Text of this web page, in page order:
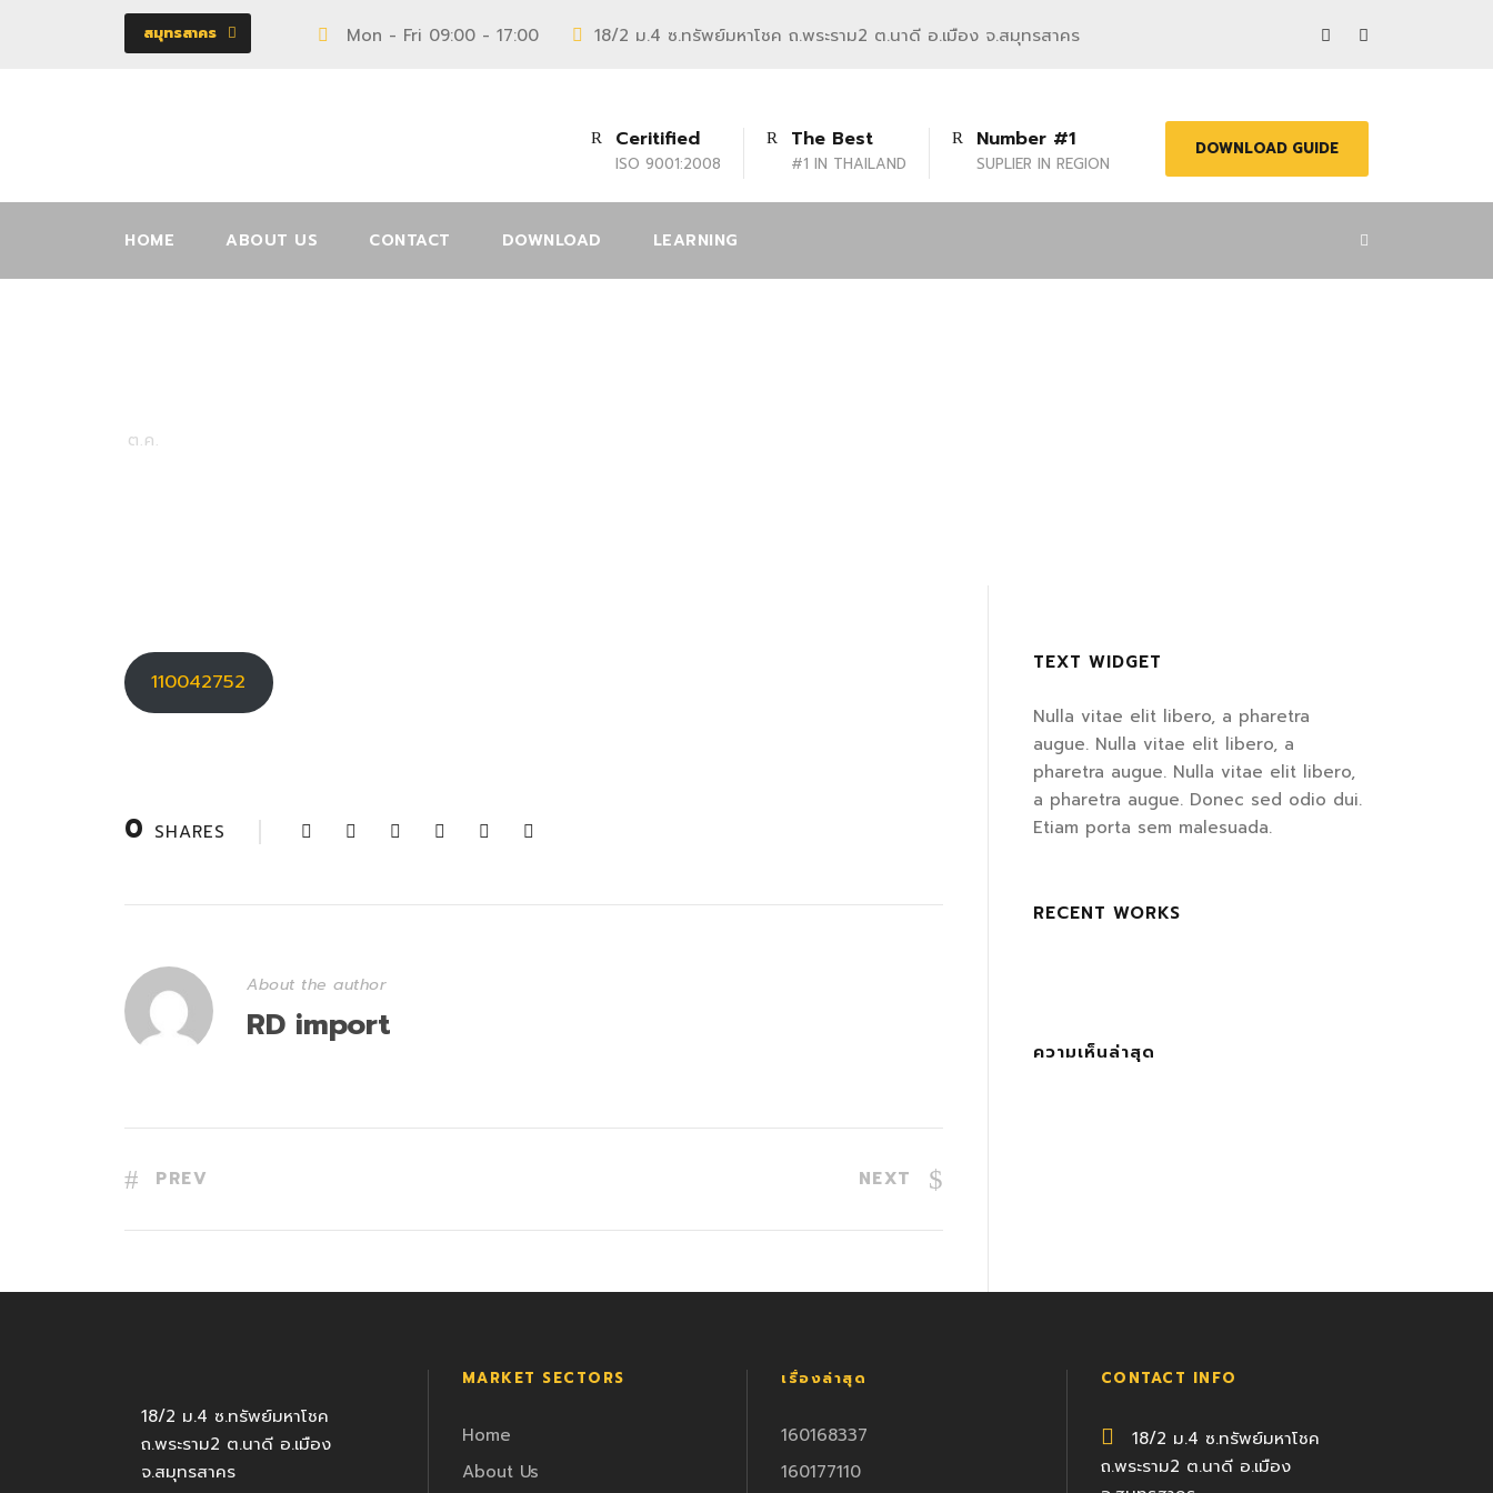
สมุทรสาคร Mon - Fri 09:00 - 17:00 18/2 ม.4 ซ.ทรัพย์มหาโชค ถ.พระราม2 ต.นาดี อ.เมือง จ.สมุทรสาคร
Ceritified
ISO 9001:2008
The Best
#1 IN THAILAND
Number #1
SUPLIER IN REGION
DOWNLOAD GUIDE
HOME ABOUT US CONTACT DOWNLOAD LEARNING
ต.ค.
110042752
0 SHARES
About the author
RD import
PREV NEXT
TEXT WIDGET
Nulla vitae elit libero, a pharetra
augue. Nulla vitae elit libero, a
pharetra augue. Nulla vitae elit libero,
a pharetra augue. Donec sed odio dui.
Etiam porta sem malesuada.
RECENT WORKS
ความเห็นล่าสุด
18/2 ม.4 ซ.ทรัพย์มหาโชค
ถ.พระราม2 ต.นาดี อ.เมือง
จ.สมุทรสาคร
MARKET SECTORS
Home
About Us
เรื่องล่าสุด
160168337
160177110
CONTACT INFO
18/2 ม.4 ซ.ทรัพย์มหาโชค
ถ.พระราม2 ต.นาดี อ.เมือง